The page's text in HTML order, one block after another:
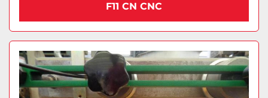
F11 CN CNC